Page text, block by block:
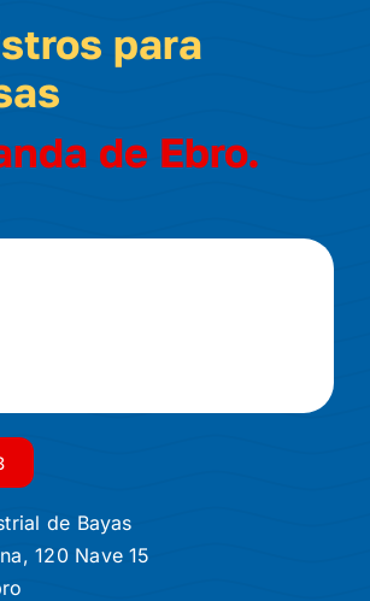
para
de Ebro.
de Bayas
120 Nave 15